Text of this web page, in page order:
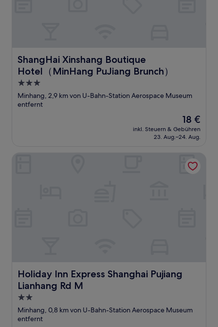
ShangHai Xinshang Boutique
Hotel（MinHang PuJiang Brunch）
ShangHai Xinshang Boutique Hotel（MinHang PuJiang
3.0-
Sterne-
Unterkunft
Minhang, 2,9 km von U-Bahn-Station Aerospace Museum
entfernt
Der
Preis
beträgt
18 €
inkl. Steuern & Gebühren
23. Aug.–24. Aug.
Holiday Inn Express Shanghai Pujiang
Lianhang Rd M
Holiday Inn Express Shanghai Pujiang Lianhang Rd M
2.0-
Sterne-
Unterkunft
Minhang, 0,8 km von U-Bahn-Station Aerospace Museum
entfernt
Holiday Inn Express Shanghai Pujiang Lianhang Rd M